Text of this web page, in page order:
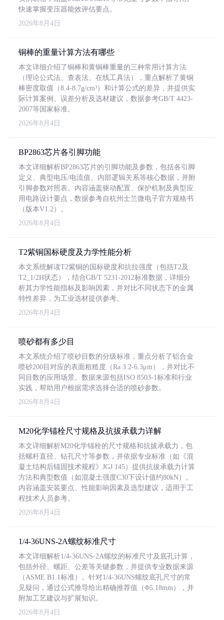
快速掌握变压器能效评估要点。
2026年8月4日
铜棒的重量计算方法有哪些
本文详细介绍了铜棒和黄铜棒重量的三种常用计算方法
（理论公式法、查表法、在线工具法），重点解析了黄铜
棒密度取值（8.4-8.7g/cm³）和计算公式的差异，并提供实
际计算案例、误差分析及选材建议，数据参考GB/T 4423-
2007等国家标准。
2026年8月4日
BP2863芯片各引脚功能
本文详细解析BP2863芯片的引脚功能及参数，包括各引脚
定义、典型电压/电流值、内部逻辑关系等核心数据，并附
引脚参数对照表。内容涵盖驱动配置、保护机制及典型应
用电路设计要点，数据参考自杭州士兰微电子官方规格书
（版本V1.2）。
2026年8月4日
T2紫铜国标硬度及力学性能分析
本文系统解读T2紫铜的国标硬度和抗拉强度（包括T2及
T2_1/2H状态），结合GB/T 5231-2012标准数据，详细分
析其力学性能指标及影响因素，并对比不同状态下的金属
特性差异，为工业选材提供参考。
2026年8月4日
喷砂都有多少目
本文系统介绍了喷砂目数的分级标准，重点分析了铝合金
喷砂200目对应的表面粗糙度（Ra 3.2-6.3μm），并对比不
同目数的应用场景。数据来源包括ISO 8503-1标准和行业
实践，帮助用户根据需求选择合适的喷砂参数。
2026年8月4日
M20化学锚栓尺寸规格及抗拔承载力详解
本文详细解析M20化学锚栓的尺寸规格和抗拔承载力，包
括螺杆直径、钻孔尺寸等参数，并依据专业标准（如《混
凝土结构后锚固技术规程》JGJ 145）提供抗拔承载力计算
方法和典型数值（如混凝土强度C30下设计值约80kN）。
内容涵盖安装要点、性能影响因素及选型建议，适用于工
程技术人员参考。
2026年8月4日
1/4-36UNS-2A螺纹标准尺寸
本文详细解析1/4-36UNS-2A螺纹的标准尺寸及底孔计算，
包括外径、螺距、公差等关键参数，并提供专业数据来源
（ASME B1.1标准）。针对1/4-36UNS螺纹底孔尺寸的常
见疑问，通过公式推导给出精确推荐值（Φ5.18mm），并
附加工艺建议与扩展知识。
2026年8月4日